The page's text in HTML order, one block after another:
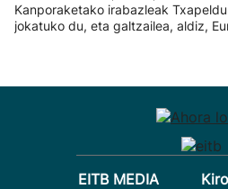
Kanporaketako irabazleak
jokatuko du, eta galtzailea, aldiz,
EITB MEDIA